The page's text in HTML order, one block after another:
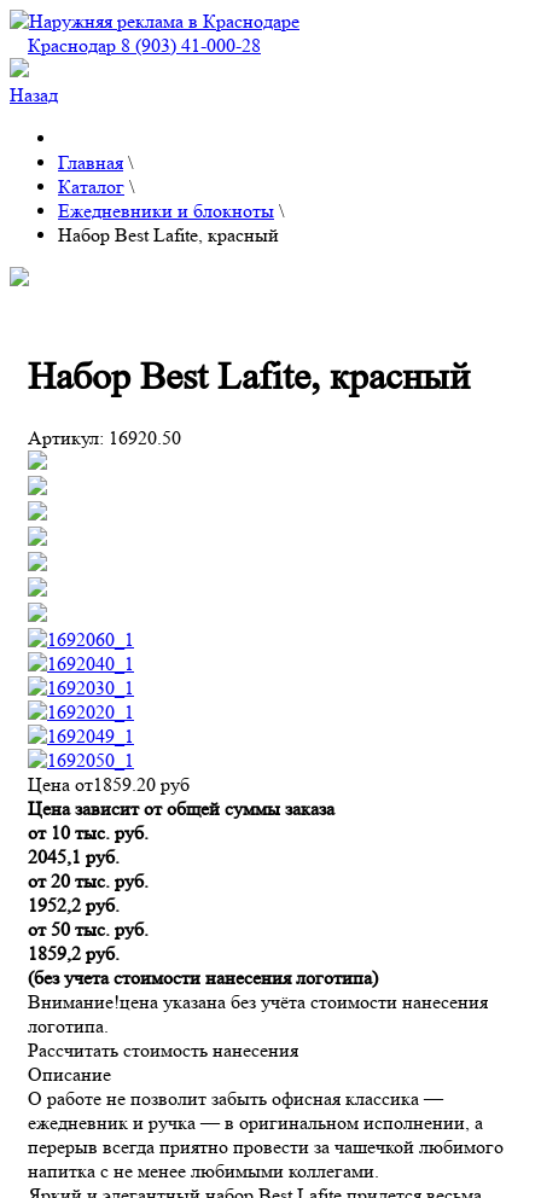
Краснодар 8 (903) 41-000-28
Назад
Главная \
Каталог \
Ежедневники и блокноты \
Набор Best Lafite, красный
Набор Best Lafite, красный
Артикул: 16920.50
Цена от1859.20 руб
Цена зависит от общей суммы заказа
от 10 тыс. руб.
2045,1 руб.
от 20 тыс. руб.
1952,2 руб.
от 50 тыс. руб.
1859,2 руб.
(без учета стоимости нанесения логотипа)
Внимание!цена указана без учёта стоимости нанесения
логотипа.
Рассчитать стоимость нанесения
Описание
О работе не позволит забыть офисная классика —
ежедневник и ручка — в оригинальном исполнении, а
перерыв всегда приятно провести за чашечкой любимого
напитка с не менее любимыми коллегами.